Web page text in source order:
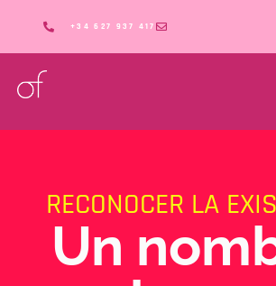
+34 627 937 417
RECONOCER LA
Un